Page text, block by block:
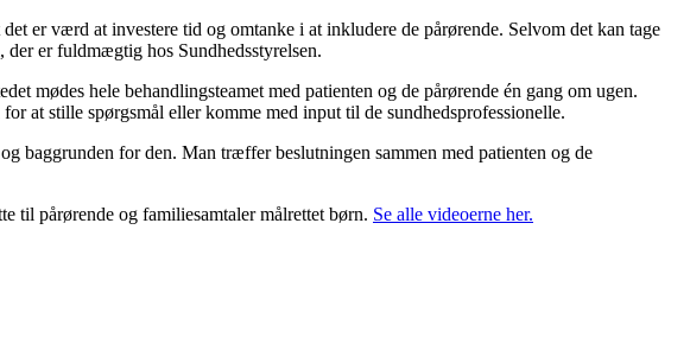
er værd at investere tid og omtanke i at inkludere de pårørende. Selvom det kan tage
er fuldmægtig hos Sundhedsstyrelsen.
mødes hele behandlingsteamet med patienten og de pårørende én gang om ugen.
at stille spørgsmål eller komme med input til de sundhedsprofessionelle.
baggrunden for den. Man træffer beslutningen sammen med patienten og de
til pårørende og familiesamtaler målrettet børn. Se alle videoerne her.